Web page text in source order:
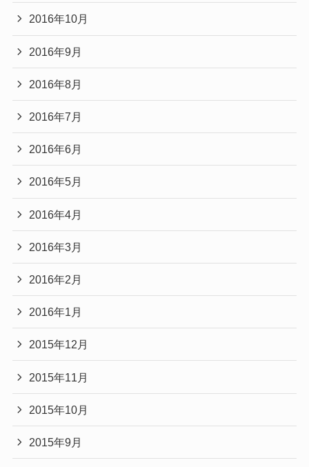
2016年10月
2016年9月
2016年8月
2016年7月
2016年6月
2016年5月
2016年4月
2016年3月
2016年2月
2016年1月
2015年12月
2015年11月
2015年10月
2015年9月